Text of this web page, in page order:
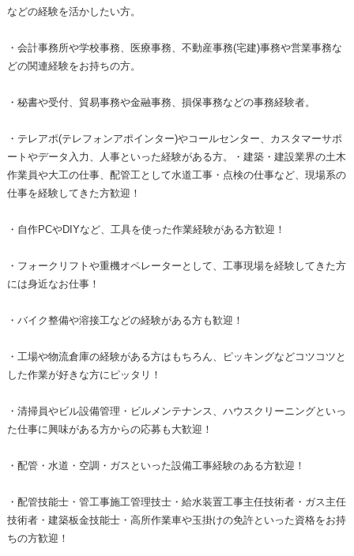
などの経験を活かしたい方。
・会計事務所や学校事務、医療事務、不動産事務(宅建)事務や営業事務な
どの関連経験をお持ちの方。
・秘書や受付、貿易事務や金融事務、損保事務などの事務経験者。
・テレアポ(テレフォンアポインター)やコールセンター、カスタマーサポ
ートやデータ入力、人事といった経験がある方。・建築・建設業界の土木
作業員や大工の仕事、配管工として水道工事・点検の仕事など、現場系の
仕事を経験してきた方歓迎！
・自作PCやDIYなど、工具を使った作業経験がある方歓迎！
・フォークリフトや重機オペレーターとして、工事現場を経験してきた方
には身近なお仕事！
・バイク整備や溶接工などの経験がある方も歓迎！
・工場や物流倉庫の経験がある方はもちろん、ピッキングなどコツコツと
した作業が好きな方にピッタリ！
・清掃員やビル設備管理・ビルメンテナンス、ハウスクリーニングといっ
た仕事に興味がある方からの応募も大歓迎！
・配管・水道・空調・ガスといった設備工事経験のある方歓迎！
・配管技能士・管工事施工管理技士・給水装置工事主任技術者・ガス主任
技術者・建築板金技能士・高所作業車や玉掛けの免許といった資格をお持
ちの方歓迎！